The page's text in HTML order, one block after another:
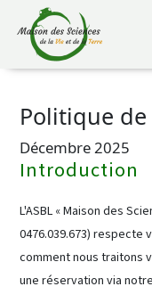
Politique
Décembre 2025
Introduction
L'ASBL « Maison des
0476.039.673)
comment nous traitons
une réservation via